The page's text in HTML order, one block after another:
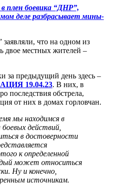
плен боевика “ДНР”,
деле разбрасывает мины-
что на одном из
двое местных жителей –
за предыдущий день здесь –
19.04.23. В них, в
последствия обстрела,
от них в домах горловчан.
мы находимся в
действий,
в достоверности
к определенной
может относиться
Ну и конечно,
источникам.